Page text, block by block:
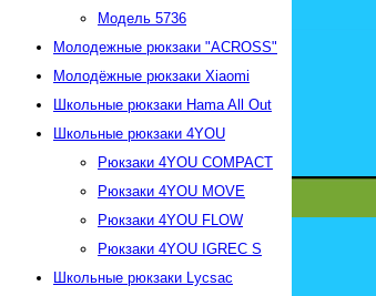
Модель 5736
Молодежные рюкзаки "АСROSS"
Молодёжные рюкзаки Xiaomi
Школьные рюкзаки Hama All Out
Школьные рюкзаки 4YOU
Рюкзаки 4YOU СOMPACT
Рюкзаки 4YOU MOVE
Рюкзаки 4YOU FLOW
Рюкзаки 4YOU IGREC S
Школьные рюкзаки Lycsac